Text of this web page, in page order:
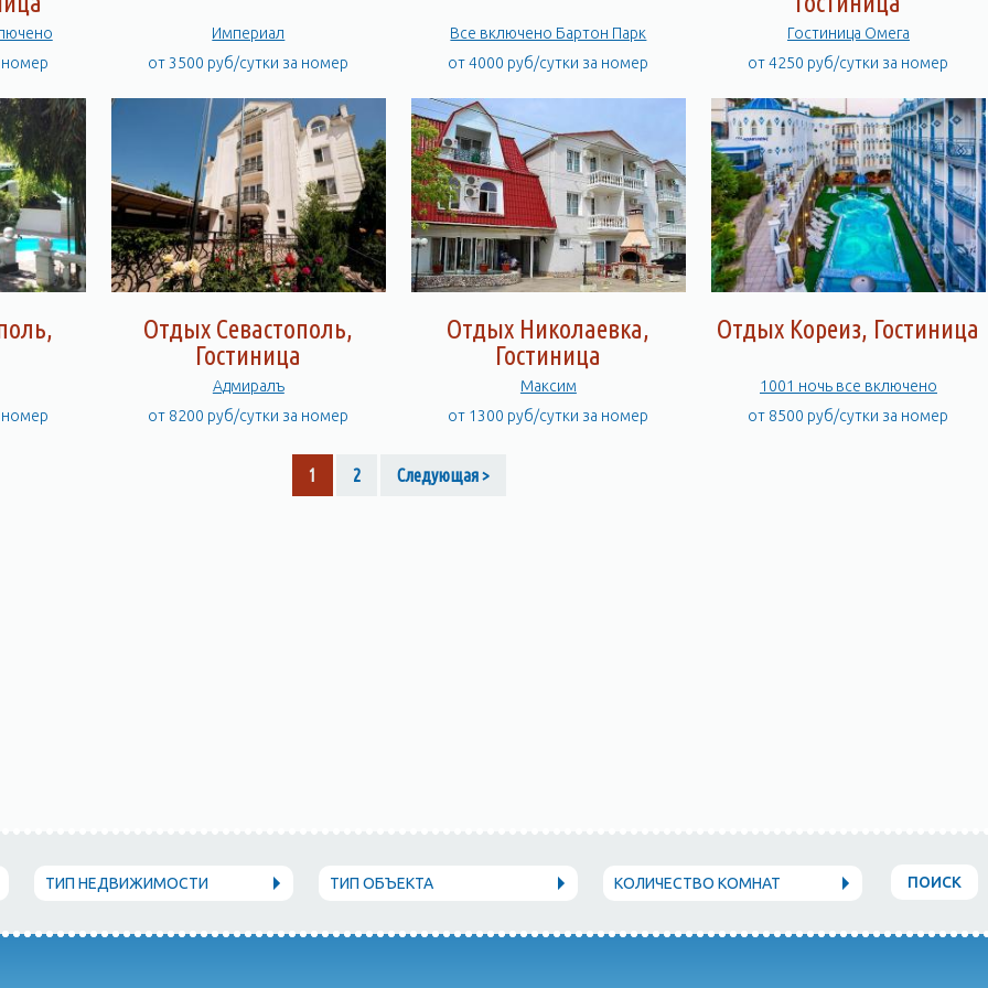
номер
Империал
от 3500 руб/сутки за номер
Все включено Бартон Парк
от 4000 руб/сутки за номер
Гостиница Омега
от 4250 руб/сутки за номер
номер
Отдых Севастополь,
Гостиница
Адмиралъ
от 8200 руб/сутки за номер
Отдых Николаевка,
Гостиница
Максим
от 1300 руб/сутки за номер
Отдых Кореиз, Гостиница
1001 ночь все включено
от 8500 руб/сутки за номер
1 2 Следующая >
ТИП НЕДВИЖИМОСТИ ТИП ОБЪЕКТА КОЛИЧЕСТВО КОМНАТ ПОИСК